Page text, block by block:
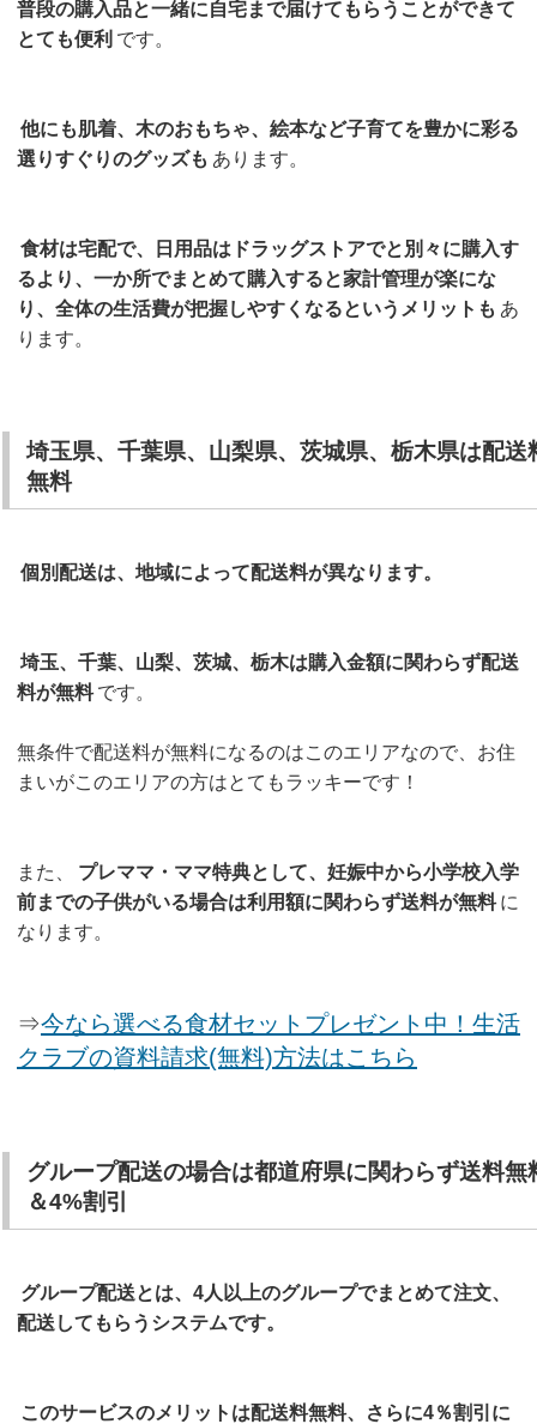
普段の購入品と一緒に自宅まで届けてもらうことができて
とても便利 です。
他にも肌着、木のおもちゃ、絵本など子育てを豊かに彩る
選りすぐりのグッズも あります。
食材は宅配で、日用品はドラッグストアでと別々に購入す
るより、一か所でまとめて購入すると家計管理が楽にな
り、全体の生活費が把握しやすくなるというメリットも あ
ります。
埼玉県、千葉県、山梨県、茨城県、栃木県は配送
無料
個別配送は、地域によって配送料が異なります。
埼玉、千葉、山梨、茨城、栃木は購入金額に関わらず配送
料が無料 です。
無条件で配送料が無料になるのはこのエリアなので、お住
まいがこのエリアの方はとてもラッキーです！
また、
プレママ・ママ特典として、妊娠中から小学校入学
前までの子供がいる場合は利用額に関わらず送料が無料 に
なります。
⇒今なら選べる食材セットプレゼント中！生活
クラブの資料請求(無料)方法はこちら
グループ配送の場合は都道府県に関わらず送料無
＆4%割引
グループ配送とは、4人以上のグループでまとめて注文、
配送してもらうシステムです。
このサービスのメリットは配送料無料、さらに4％割引に